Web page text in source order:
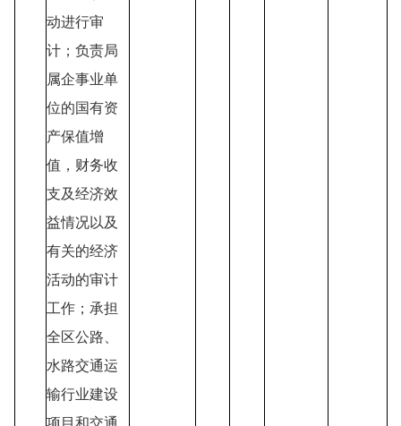
动进行审
计；负责局
属企事业单
位的国有资
产保值增
值，财务收
支及经济效
益情况以及
有关的经济
活动的审计
工作；承担
全区公路、
水路交通运
输行业建设
项目和交通